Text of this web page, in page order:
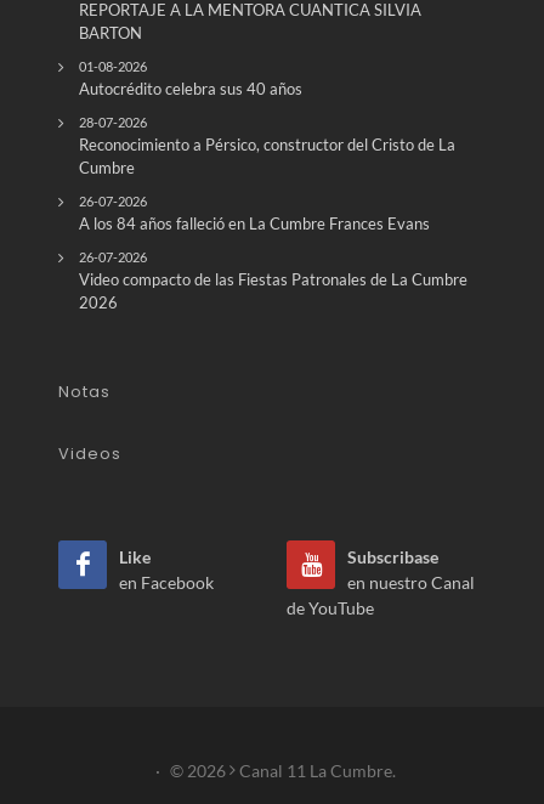
REPORTAJE A LA MENTORA CUANTICA SILVIA
BARTON
01-08-2026
Autocrédito celebra sus 40 años
28-07-2026
Reconocimiento a Pérsico, constructor del Cristo de La
Cumbre
26-07-2026
A los 84 años falleció en La Cumbre Frances Evans
26-07-2026
Video compacto de las Fiestas Patronales de La Cumbre
2026
Notas
Videos
Like
en Facebook
Subscribase
en nuestro Canal
de YouTube
· © 2026 Canal 11 La Cumbre.